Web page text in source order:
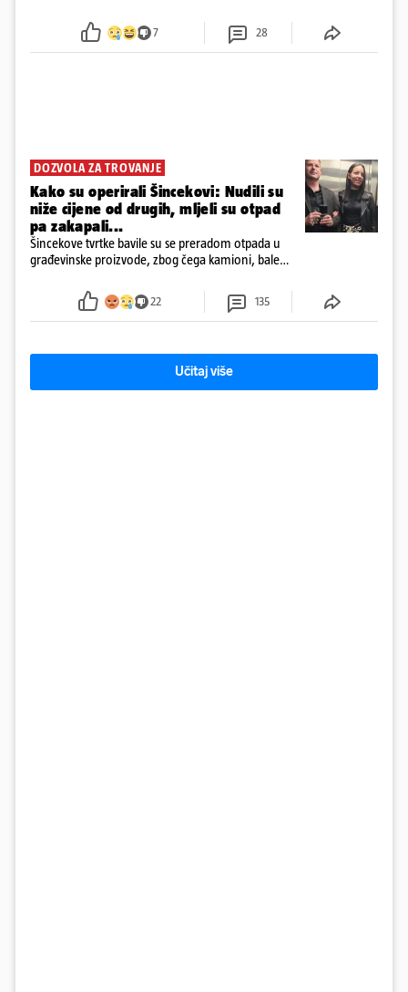
7 28
DOZVOLA ZA TROVANJE
Kako su operirali Šincekovi: Nudili su
niže cijene od drugih, mljeli su otpad
pa zakapali...
Šincekove tvrtke bavile su se preradom otpada u
građevinske proizvode, zbog čega kamioni, bale
22 135
Učitaj više